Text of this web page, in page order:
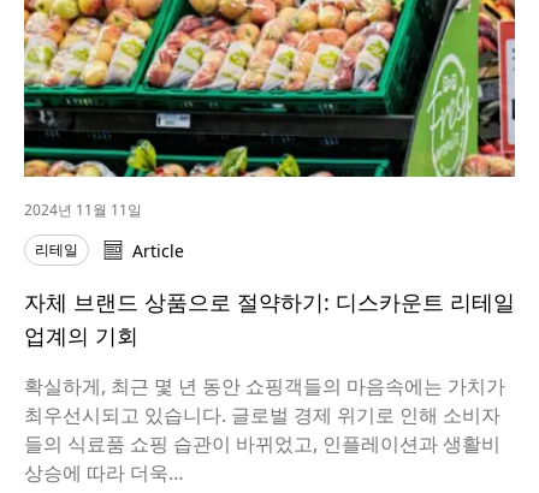
2024년 11월 11일
리테일
Article
자체 브랜드 상품으로 절약하기: 디스카운트 리테일
업계의 기회
확실하게, 최근 몇 년 동안 쇼핑객들의 마음속에는 가치가
최우선시되고 있습니다. 글로벌 경제 위기로 인해 소비자
들의 식료품 쇼핑 습관이 바뀌었고, 인플레이션과 생활비
상승에 따라 더욱…